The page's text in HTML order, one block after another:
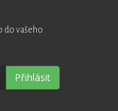
do vašeho
Přihlásit